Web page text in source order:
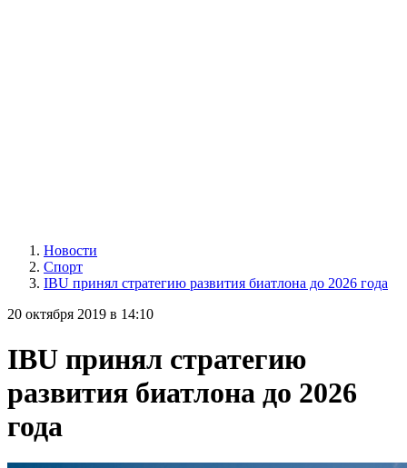
Новости
Спорт
IBU принял стратегию развития биатлона до 2026 года
20 октября 2019 в 14:10
IBU принял стратегию
развития биатлона до 2026
года